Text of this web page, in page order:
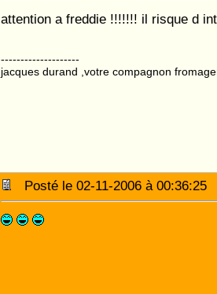
attention a freddie !!!!!!! il risque d
--------------------
jacques durand ,votre compagnon
Posté le 02-11-2006 à